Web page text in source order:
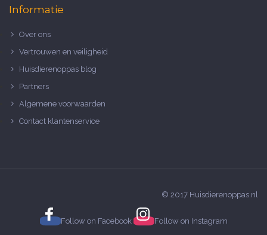
Informatie
Over ons
Vertrouwen en veiligheid
Huisdierenoppas blog
Partners
Algemene voorwaarden
Contact klantenservice
© 2017 Huisdierenoppas.nl
Follow on Facebook Follow on Instagram